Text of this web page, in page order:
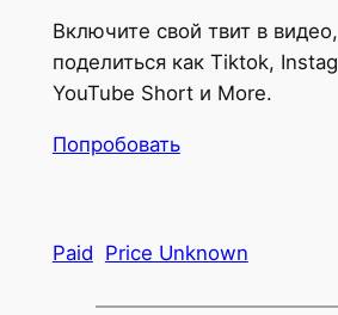
Включите свой твит в
поделиться как Tiktok,
YouTube Short и More.
Попробовать
Paid Price Unknown